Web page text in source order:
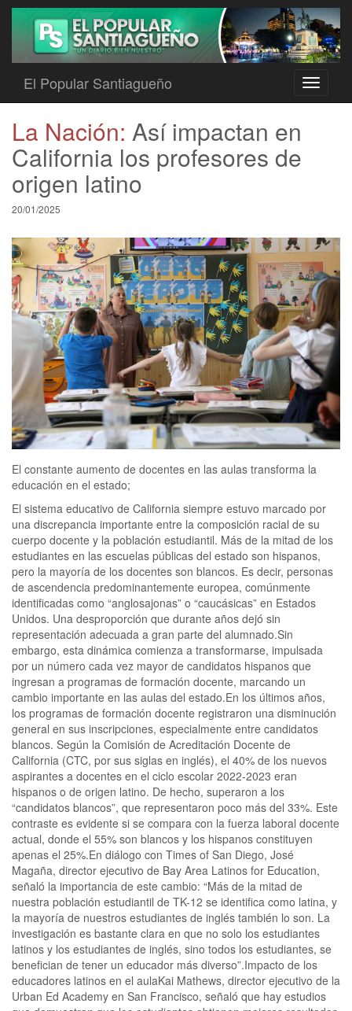
Toggle
El Popular Santiagueño
La Nación: Así impactan en
California los profesores de
origen latino
20/01/2025
El constante aumento de docentes en las aulas transforma la
educación en el estado;
El sistema educativo de California siempre estuvo marcado por
una discrepancia importante entre la composición racial de su
cuerpo docente y la población estudiantil. Más de la mitad de los
estudiantes en las escuelas públicas del estado son hispanos,
pero la mayoría de los docentes son blancos. Es decir, personas
de ascendencia predominantemente europea, comúnmente
identificadas como “anglosajonas” o “caucásicas” en Estados
Unidos. Una desproporción que durante años dejó sin
representación adecuada a gran parte del alumnado.Sin
embargo, esta dinámica comienza a transformarse, impulsada
por un número cada vez mayor de candidatos hispanos que
ingresan a programas de formación docente, marcando un
cambio importante en las aulas del estado.En los últimos años,
los programas de formación docente registraron una disminución
general en sus inscripciones, especialmente entre candidatos
blancos. Según la Comisión de Acreditación Docente de
California (CTC, por sus siglas en inglés), el 40% de los nuevos
aspirantes a docentes en el ciclo escolar 2022-2023 eran
hispanos o de origen latino. De hecho, superaron a los
“candidatos blancos”, que representaron poco más del 33%. Este
contraste es evidente si se compara con la fuerza laboral docente
actual, donde el 55% son blancos y los hispanos constituyen
apenas el 25%.En diálogo con Times of San Diego, José
Magaña, director ejecutivo de Bay Area Latinos for Education,
señaló la importancia de este cambio: “Más de la mitad de
nuestra población estudiantil de TK-12 se identifica como latina, y
la mayoría de nuestros estudiantes de inglés también lo son. La
investigación es bastante clara en que no solo los estudiantes
latinos y los estudiantes de inglés, sino todos los estudiantes, se
benefician de tener un educador más diverso”.Impacto de los
educadores latinos en el aulaKai Mathews, director ejecutivo de la
Urban Ed Academy en San Francisco, señaló que hay estudios